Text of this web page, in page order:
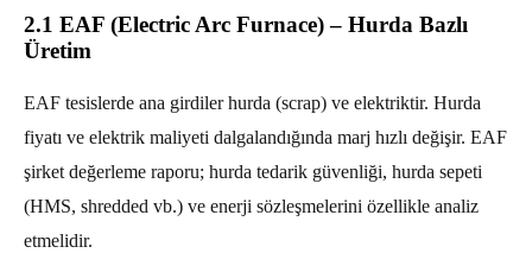
2.1 EAF (Electric Arc Furnace) – Hurda Bazlı
Üretim
EAF tesislerde ana girdiler hurda (scrap) ve elektriktir. Hurda
fiyatı ve elektrik maliyeti dalgalandığında marj hızlı değişir. EAF
şirket değerleme raporu; hurda tedarik güvenliği, hurda sepeti
(HMS, shredded vb.) ve enerji sözleşmelerini özellikle analiz
etmelidir.